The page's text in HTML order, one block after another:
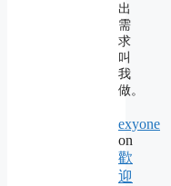
出
需
求
叫
我
做。
exyone
on
歡
迎